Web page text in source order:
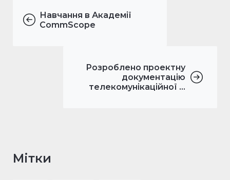
Навчання в Академії
CommScope
Розроблено проектну
документацію
телекомунікаційної ...
Мітки